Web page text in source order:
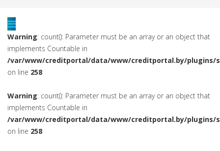
Warning: count(): Parameter must be an array or an object that
implements Countable in
/var/www/creditportal/data/www/creditportal.by/plugins/
on line 258
Warning: count(): Parameter must be an array or an object that
implements Countable in
/var/www/creditportal/data/www/creditportal.by/plugins/
on line 258